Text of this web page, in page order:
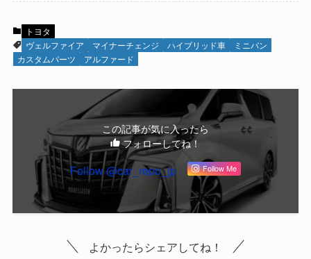
トヨタ
ヴェルファイア
マイナーチェンジ ハイブリッド車
ミニバン
カスタムパーツ
アルファード
この記事が気に入ったら
フォローしてね！
Follow @car_repo_jp Follow Me
よかったらシェアしてね！